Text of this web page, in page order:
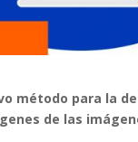
método para la
de las